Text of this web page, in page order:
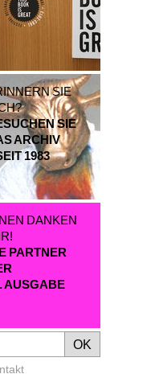
SIE
SIE
ARCHIV
1983
DANKEN
PARTNER
AUSGABE